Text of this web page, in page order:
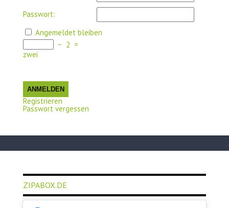
Passwort:
Angemeldet bleiben
− 2 =
zwei
ANMELDEN
Registrieren
Passwort vergessen
ZIPABOX.DE